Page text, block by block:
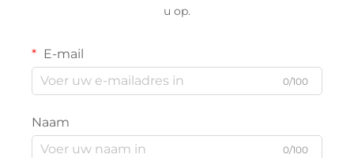
u op.
E-mail
0/100
Naam
0/100